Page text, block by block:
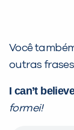
Você
outras
I can’t
formei!